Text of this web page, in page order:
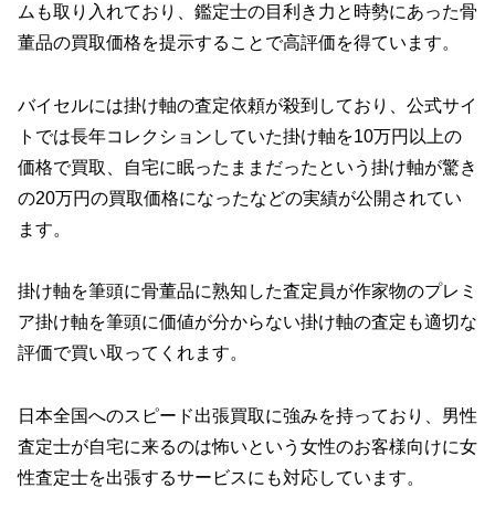
ムも取り入れており、鑑定士の目利き力と時勢にあった骨
董品の買取価格を提示することで高評価を得ています。
バイセルには掛け軸の査定依頼が殺到しており、公式サイ
トでは長年コレクションしていた掛け軸を10万円以上の
価格で買取、自宅に眠ったままだったという掛け軸が驚き
の20万円の買取価格になったなどの実績が公開されてい
ます。
掛け軸を筆頭に骨董品に熟知した査定員が作家物のプレミ
ア掛け軸を筆頭に価値が分からない掛け軸の査定も適切な
評価で買い取ってくれます。
日本全国へのスピード出張買取に強みを持っており、男性
査定士が自宅に来るのは怖いという女性のお客様向けに女
性査定士を出張するサービスにも対応しています。